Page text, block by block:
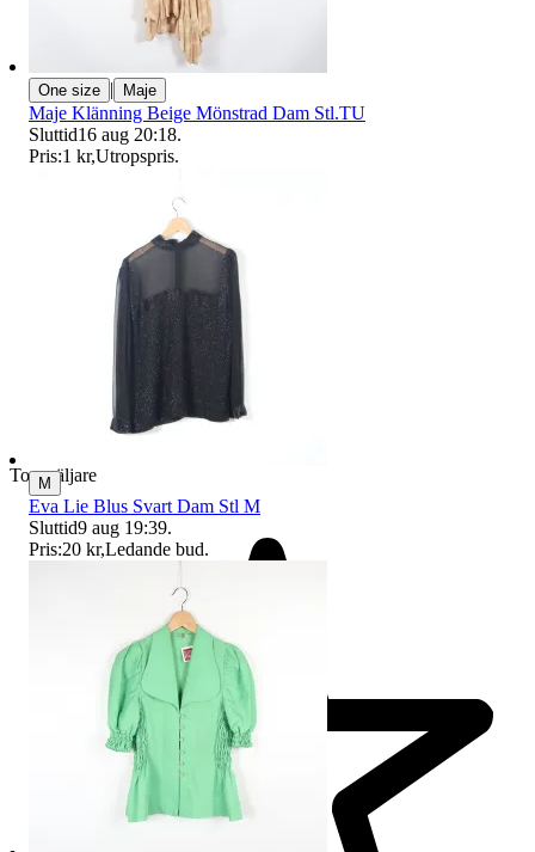
Toppsäljare
One size | Maje
Maje Klänning Beige Mönstrad Dam Stl.TU
Sluttid16 aug 20:18.
Pris:1 kr,Utropspris.
M
Eva Lie Blus Svart Dam Stl M
Sluttid9 aug 19:39.
Pris:20 kr,Ledande bud.